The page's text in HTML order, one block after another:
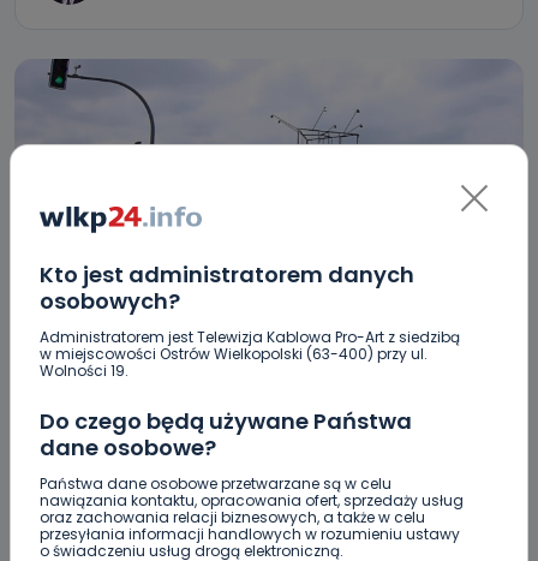
Kto jest administratorem danych
osobowych?
Administratorem jest Telewizja Kablowa Pro-Art z siedzibą
w miejscowości Ostrów Wielkopolski (63-400) przy ul.
Wolności 19.
Do czego będą używane Państwa
dane osobowe?
Państwa dane osobowe przetwarzane są w celu
nawiązania kontaktu, opracowania ofert, sprzedaży usług
oraz zachowania relacji biznesowych, a także w celu
przesyłania informacji handlowych w rozumieniu ustawy
o świadczeniu usług drogą elektroniczną.
Rusza budowa ronda na ul. Wrocławskiej.
Będą utrudnienia!
23.06.2023 15:18
Paulina Szczepaniak